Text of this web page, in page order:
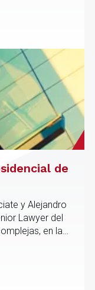
de
y Alejandro
Lawyer del
en las